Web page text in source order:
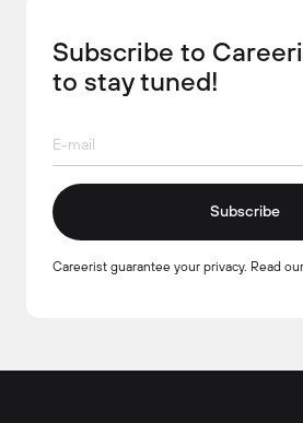
Subscribe to
to stay tuned!
Subscribe
Careerist guarantee your privacy. Read our